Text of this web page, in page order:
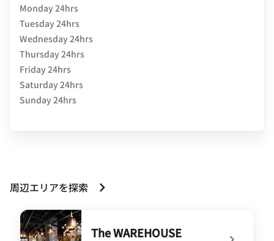
Monday 24hrs
Tuesday 24hrs
Wednesday 24hrs
Thursday 24hrs
Friday 24hrs
Saturday 24hrs
Sunday 24hrs
周辺エリアを探索
The WAREHOUSE